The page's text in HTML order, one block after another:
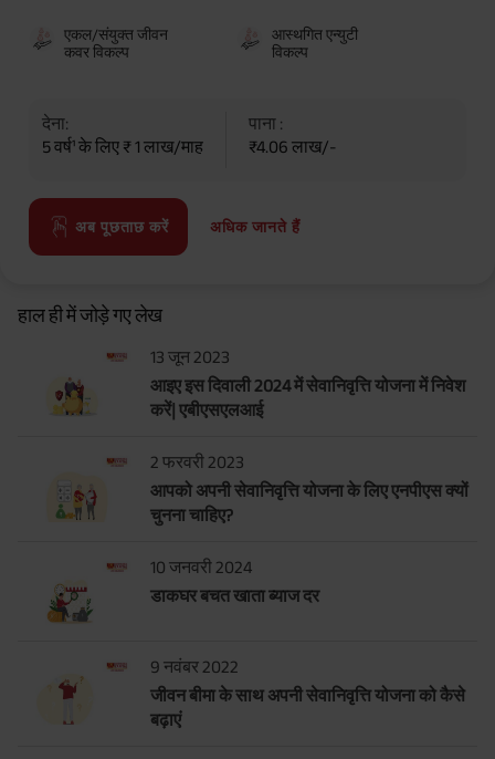
एकल/संयुक्त जीवन
कवर विकल्प
आस्थगित एन्युटी
विकल्प
देना:
5 वर्ष¹ के लिए ₹ 1 लाख/माह
पाना :
₹4.06 लाख/-
अब पूछताछ करें अधिक जानते हैं
हाल ही में जोड़े गए लेख
13 जून 2023
आइए इस दिवाली 2024 में सेवानिवृत्ति योजना में निवेश
करें| एबीएसएलआई
2 फरवरी 2023
आपको अपनी सेवानिवृत्ति योजना के लिए एनपीएस क्यों
चुनना चाहिए?
10 जनवरी 2024
डाकघर बचत खाता ब्याज दर
9 नवंबर 2022
जीवन बीमा के साथ अपनी सेवानिवृत्ति योजना को कैसे
बढ़ाएं